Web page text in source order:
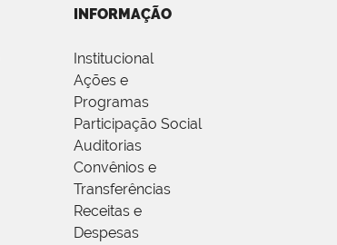
INFORMAÇÃO
Institucional
Ações e
Programas
Participação Social
Auditorias
Convênios e
Transferências
Receitas e
Despesas